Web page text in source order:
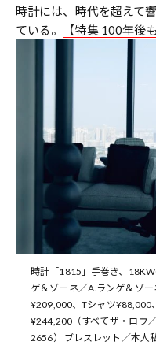
時計には、時代を超えて
ている。
【特集 100年後
時計「1815」手巻き、
ゲ＆ゾーネ／A.ランゲ＆ゾ
¥209,000、Tシャツ¥88,000
¥244,200（すべてザ・ロウ
2656） ブレスレット／本人